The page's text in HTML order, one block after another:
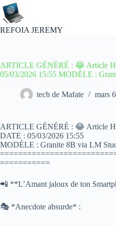
Passer
au
contenu
REFOIA JEREMY
ARTICLE GÉNÉRÉ : 😂 Article
05/03/2026 15:55 MODÈLE :
tech de Mafate mars
ARTICLE GÉNÉRÉ : 😂 Article
DATE : 05/03/2026 15:55
MODÈLE : Granite 8B via LM
===========
📲 **L’Amant jaloux de ton
🎭 *Anecdote absurde* :